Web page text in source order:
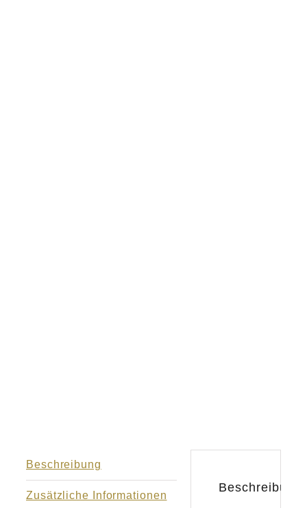
Beschreibung
Zusätzliche Informationen
Beschreibung